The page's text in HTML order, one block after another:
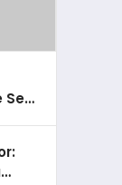
Sert